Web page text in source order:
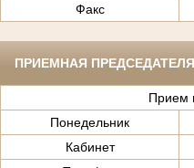
Факс
ПРИЕМНАЯ
Прием
Понедельник
Кабинет